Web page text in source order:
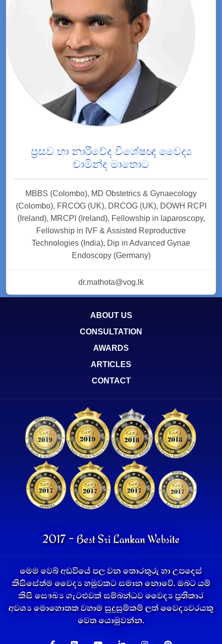
ප්‍රසව හා නාරිවේද විශේෂඥ වෛද්‍ය
චාමින්ද මාතොට
MBBS (Colombo), MD Obstetrics & Gynaecology
(Colombo), FRCOG (UK), DRCOG (UK), DOWH RCPI
(Ireland), MRCPI (Ireland), Fellowship in laparoscopy,
Fellowship in IVF & Assisted Reproductive
Technologies (India), Dip in Advanced Gynae
Endoscopy (Germany)
dr.mathota@vog.lk
ABOUT US
CONSULTATION
AWARDS
ARTICLES
CONTACT
2017 - Best Sri Lankan Website
මෙම වෙබ් අඩවියේ පල වන තොරතුරු හා උපදෙස්
කිසිසේත්ම වෛද්‍ය හමුවකට සමාන නොවේ. ඔබට යම්
කිසි සෞඛ්‍ය ගැටළුවක් සම්බන්ධව වෛද්‍ය ප්‍රතිකාර
අවශ්‍ය මොහොතක වහාම සුදුසුම්කම් ලත් වෛද්‍යවරයකු
වෙත යොමුවන්න.